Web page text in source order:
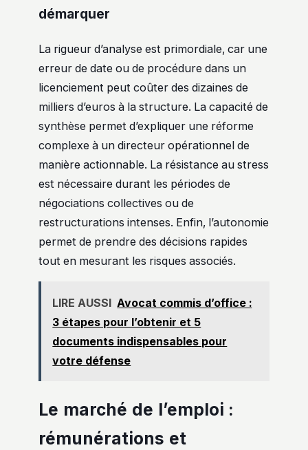
démarquer
La rigueur d’analyse est primordiale, car une
erreur de date ou de procédure dans un
licenciement peut coûter des dizaines de
milliers d’euros à la structure. La capacité de
synthèse permet d’expliquer une réforme
complexe à un directeur opérationnel de
manière actionnable. La résistance au stress
est nécessaire durant les périodes de
négociations collectives ou de
restructurations intenses. Enfin, l’autonomie
permet de prendre des décisions rapides
tout en mesurant les risques associés.
LIRE AUSSI Avocat commis d’office :
3 étapes pour l’obtenir et 5
documents indispensables pour
votre défense
Le marché de l’emploi :
rémunérations et